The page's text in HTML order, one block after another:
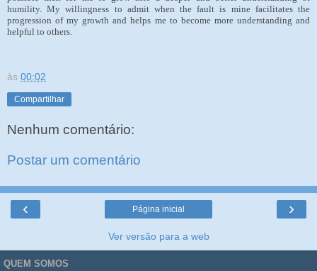
humility. My willingness to admit when the fault is mine facilitates the
progression of my growth and helps me to become more understanding and
helpful to others.
às 00:02
Compartilhar
Nenhum comentário:
Postar um comentário
‹ ›
Página inicial
Ver versão para a web
QUEM SOMOS